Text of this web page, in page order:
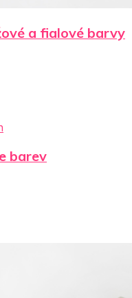
a fialové barvy
barev